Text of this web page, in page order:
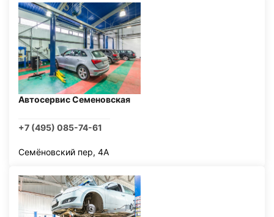
Автосервис Семеновская
+7 (495) 085-74-61
Семёновский пер, 4А